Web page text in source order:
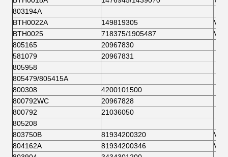
803194A
BTH0022A
149819305
BTH0025
718375/1905487
805165
20967830
581079
20967831
805958
805479/805415A
800308
4200101500
800792WC
20967828
800792
21036050
805208
803750B
81934200320
804162A
81934200346